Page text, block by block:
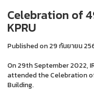
Celebration of
KPRU
Published on 29 กันยายน
On 29th September 2022,
attended the Celebration
Building.